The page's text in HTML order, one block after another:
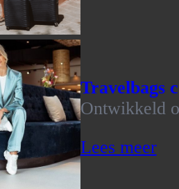
Travelbags
Ontwikkeld
Lees meer